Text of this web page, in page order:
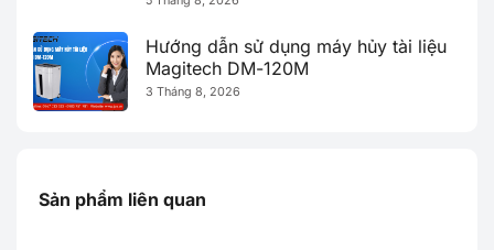
Hướng dẫn sử dụng máy hủy tài liệu
Magitech DM-120M
3 Tháng 8, 2026
Sản phẩm liên quan